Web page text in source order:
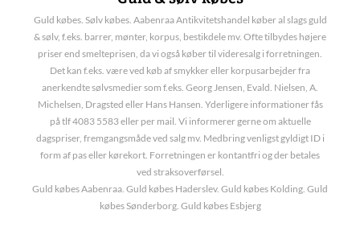
Guld købes. Sølv købes. Aabenraa Antikvitetshandel køber al slags guld
& sølv, f.eks. barrer, mønter, korpus, bestikdele mv. Ofte tilbydes højere
priser end smelteprisen, da vi også køber til videresalg i forretningen.
Det kan f.eks. være ved køb af smykker eller korpusarbejder fra
anerkendte sølvsmedier som f.eks. Georg Jensen, Evald. Nielsen, A.
Michelsen, Dragsted eller Hans Hansen. Yderligere informationer fås
på tlf 4083 5583 eller per mail. Vi informerer gerne om aktuelle
dagspriser, fremgangsmåde ved salg mv. Medbring venligst gyldigt ID i
form af pas eller kørekort. Forretningen er kontantfri og der betales
ved straksoverførsel.
Guld købes Aabenraa. Guld købes Haderslev. Guld købes Kolding. Guld
købes Sønderborg. Guld købes Esbjerg